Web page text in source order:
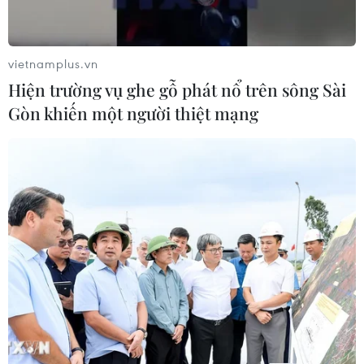
Hà Nội kiên quyết xử lý vi phạm tại
hồ Đồng Đò
08/08/2026 03:29
08/08/2026 03:28
Quảng Trị quyết tâm bàn giao sớm
mặt bằng Dự án Nhà máy điện gió
LIG-Hướng Hóa 1
08/08/2026 02:33
vietnamplus.vn
Hiện trường vụ ghe gỗ phát nổ trên sông Sài
Gòn khiến một người thiệt mạng